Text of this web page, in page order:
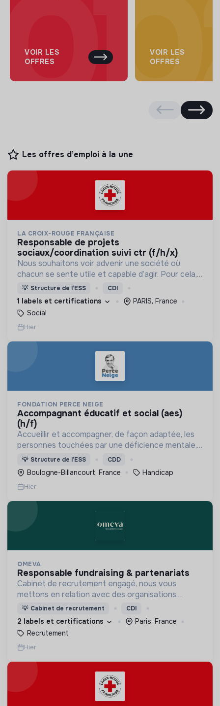
VOIR LES
OFFRES
VOIR LES
OFFRES
Les offres d’emploi à la une
LA CROIX-ROUGE FRANÇAISE
responsable de projets
sociaux/coordination suivi ctr (f/h/x)
Nous souhaitons voir advenir une société où
chacun se sente utile et capable d’agir. Pour cela,
nous proposons des moyens et des lieux
d’engagement innovants et adaptés à tous.
💡 Structure de l’ESS CDI
1 labels et certifications
PARIS, France
Social
Hier
FONDATION PERCE NEIGE
accompagnant éducatif et social (aes)
(h/f)
Accueillir et accompagner, de façon adaptée, les
personnes touchées par une déficience mentale,
un handicap physique ou psychique
💡 Structure de l’ESS CDD
Boulogne-Billancourt, France Handicap
Hier
OMEVA
responsable fundraising & partenariats
Cabinet de recrutement engagé, nous vous
mettons en relation avec des organisations
soucieuses de leurs impacts, afin d'œuvrer
ensemble pour un futur souhaitable.
💡 Cabinet de recrutement CDI
2 labels et certifications
Paris, France
Recrutement
Hier